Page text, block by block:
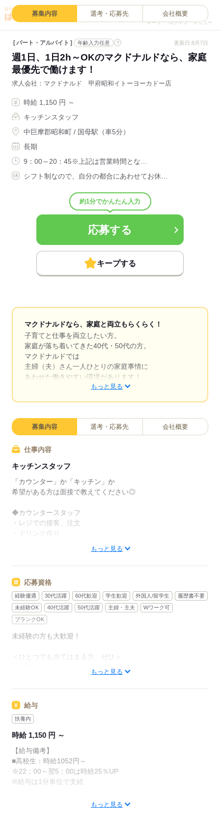
キープ ログイン メニュー
募集内容 選考・応募先 会社概要
パート・アルバイト 年齢入力任意 ? 更新日:8月7日
週1日、1日2h～OKのマクドナルドなら、家庭
最優先で働けます！
求人会社 マクドナルド 甲府昭和イトーヨーカドー店
時給 1,150 円 ～
キッチンスタッフ
中巨摩郡昭和町 / 国母駅（車5分）
長期
9：00～20：45※上記は営業時間とな…
シフト制なので、自分の都合にあわせてお休…
約1分でかんたん入力
応募する
キープする
マクドナルドなら、家庭と両立もらくらく！
子育てと仕事を両立したい方。
家庭が落ち着いてきた40代・50代の方。
マクドナルドでは
主婦（夫）さん一人ひとりの家庭事情に
あわせた働きやすい環境があります！
￣￣￣￣￣￣￣￣￣￣￣￣￣￣
子どもが保育園にあがり一段落。
でも、いきなりフルタイムは
マクドナルドなら週1日からでもOK。
午前中に数時間でもOK。
日々の子どもとのふれあいタイム、
授業参観や運動会などの学校行事、
たくさんの予定も、余裕を持って
全店統一の分かりやすい
マニュアルを用意しています
￣￣￣￣￣￣￣￣￣￣￣￣￣￣
初めはオリエンテーションで
接客ルールなどをお勉強。
カウンターデビュー。
レジのメニューは写真付き！
先輩からのメッセージ
誰がクルーとして働いても「仕事がわかりやすい」
そんな環境を目指しています
単純に「マクドナルドのメニュー、特にポテトが好き
で！笑」
なんてきっかけで応募してくれる方もたくさんいるの
気楽に来てくださいね！
もっと見る
募集内容 選考・応募先 会社概要
仕事内容
キッチンスタッフ
「カウンター」か「キッチン」か
希望がある方は面接で教えてください◎
◆カウンタースタッフ
・レジでの接客、注文
・ドリンク作り
・店内清掃
最初はカウンターでの注文受付から。
タッチパネル式のレジで
操作は商品を選んでタッチするだけ◎
◆キッチンでの調理
・資材の補充
調理にはすべてマニュアルあり◎
料理をしたことがない人でも
サクサク覚えられます。
もっと見る
応募資格
経験優遇 30代活躍 60代歓迎 学生歓迎 外国人/留学生
履歴書不要
未経験OK
40代活躍 50代活躍 主婦・主夫
Wワーク可
ブランクOK
未経験の方も大歓迎！
＜ひとつでも当てはまる方、ぜひ＞
□シフトを自由に組めるとうれしい
□働くのはかなりひさびさ or 初めて
□よく知ってるお店だと安心
主婦（夫）さんが多数活躍中。
「お客さまと接するうちに笑顔が増えた」
「カラダを動かしてリフレッシュできる」
と、好評です。
もっと見る
給与
扶養内
時給 1,150 円 ～
【給与備考】
■高校生：時給1052円～
※22：00～翌5：00は時給25％UP
※給与は1分単位で支給
土日の昼だけ勤務も大歓迎です（土日祝は時給+50円！！）
もっと見る